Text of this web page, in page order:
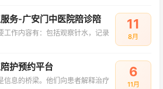
务-广安门中医院陪诊陪
工作内容有：包括观察针水，记录
11
8月
护预约平台
信息的桥梁。他们向患者解释治疗
6
11月